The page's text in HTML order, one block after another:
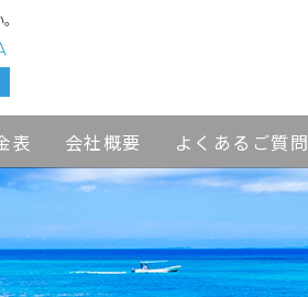
表 会社概要 よくあるご質問